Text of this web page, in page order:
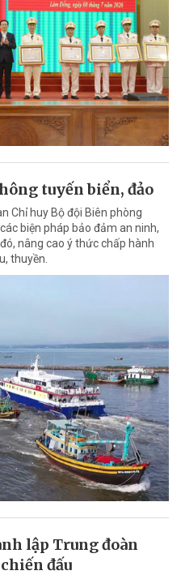
tuyến biển, đảo
Chỉ huy Bộ đội Biên phòng
biện pháp bảo đảm an ninh,
nâng cao ý thức chấp hành
thuyền.
lập Trung đoàn
đấu